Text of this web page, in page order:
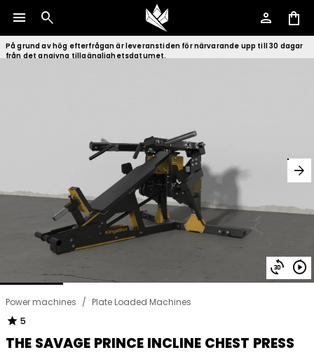
menu search person shopping_bag
På grund av hög efterfrågan är leveranstiden för närvarande upp till 30 dagar
från det angivna tillgänglighetsdatumet.
arrow_forward
3d_rotation play_circle
Power machines / Plate Loaded Machines
star 5
THE SAVAGE PRINCE INCLINE CHEST PRESS